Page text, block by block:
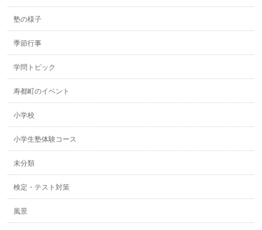
塾の様子
季節行事
学問トピック
寿都町のイベント
小学校
小学生塾体験コース
未分類
検定・テスト対策
風景